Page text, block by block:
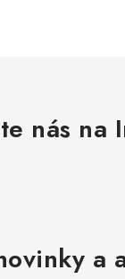
nás na
a